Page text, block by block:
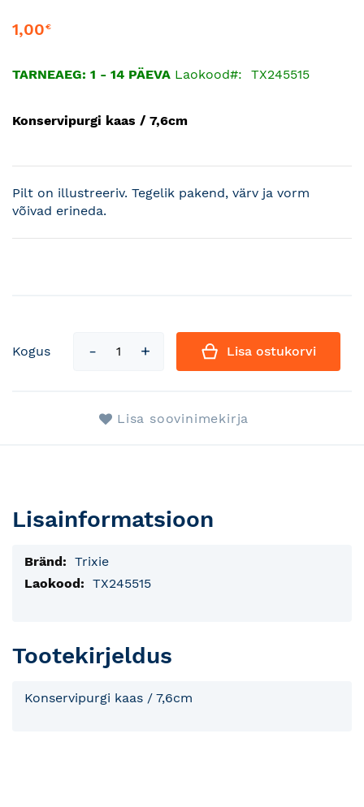
beginning
images
1,00€
TARNEAEG: 1 - 14 PÄEVA Laokood TX245515
Konservipurgi kaas / 7,6cm
Pilt on illustreeriv. Tegelik pakend, värv ja vorm
võivad erineda.
Kogus Lisa ostukorvi
Lisa soovinimekirja
Lisainformatsioon
Lisainfo Trixie
TX245515
Tootekirjeldus
Konservipurgi kaas / 7,6cm